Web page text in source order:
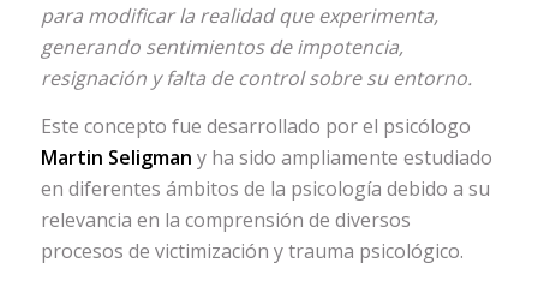
para modificar la realidad que experimenta,
generando sentimientos de impotencia,
resignación y falta de control sobre su entorno.
Este concepto fue desarrollado por el psicólogo
Martin Seligman y ha sido ampliamente estudiado
en diferentes ámbitos de la psicología debido a su
relevancia en la comprensión de diversos
procesos de victimización y trauma psicológico.